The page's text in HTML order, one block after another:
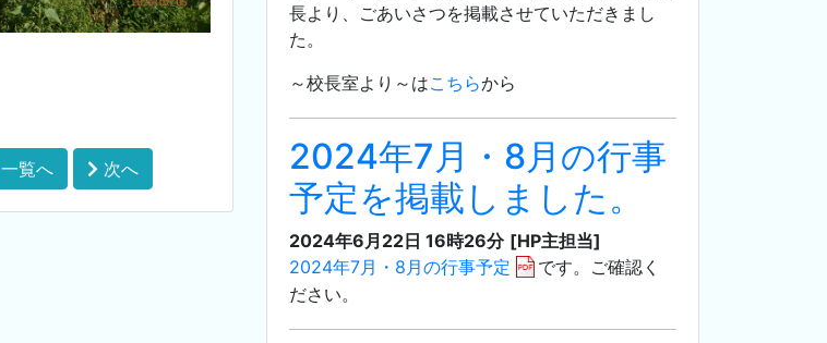
一覧へ 次へ
長より、ごあいさつを掲載させていただきまし
た。
～校長室より～はこちらから
2024年7月・8月の行事
予定を掲載しました。
2024年6月22日 16時26分 [HP主担当]
2024年7月・8月の行事予定
です。ご確認く
ださい。